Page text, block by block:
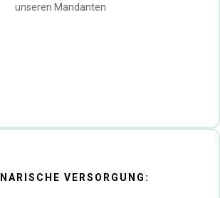
unseren Mandanten
VERSORGUNG: